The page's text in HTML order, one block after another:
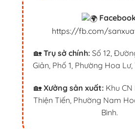
https://fb.com/
🏡 Trụ sở chính: Số 12,
Giản, Phố 1, Phường Hoa Lư,
🏡 Xưởng sản xuất: Khu CN
Thiện Tiến, Phường Nam
Bình.